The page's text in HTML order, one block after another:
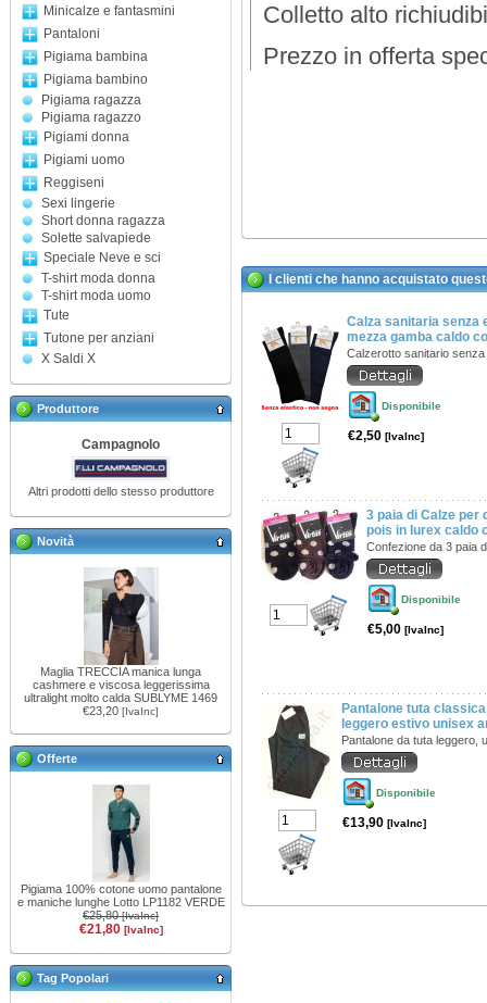
Minicalze e fantasmini
Pantaloni
Pigiama bambina
Pigiama bambino
Pigiama ragazza
Pigiama ragazzo
Pigiami donna
Pigiami uomo
Reggiseni
Sexi lingerie
Short donna ragazza
Solette salvapiede
Speciale Neve e sci
T-shirt moda donna
T-shirt moda uomo
Tute
Tutone per anziani
X Saldi X
Produttore
Campagnolo
Altri prodotti dello stesso produttore
Novità
Maglia TRECCIA manica lunga
cashmere e viscosa leggerissima
ultralight molto calda SUBLYME 1469
€23,20 [IvaInc]
Offerte
Pigiama 100% cotone uomo pantalone
e maniche lunghe Lotto LP1182 VERDE
€25,80[IvaInc]
€21,80 [IvaInc]
Tag Popolari
Colletto alto
Prezzo in offerta
I clienti che hanno acquistato
Calza sanitaria senza
mezza gamba caldo
Calzerotto sanitario
Disponibile
€2,50 [IvaInc]
3 paia di Calze per
pois in lurex caldo
Confezione da 3 paia
Disponibile
€5,00 [IvaInc]
Pantalone tuta
leggero estivo unisex
Pantalone da tuta leggero,
Disponibile
€13,90 [IvaInc]